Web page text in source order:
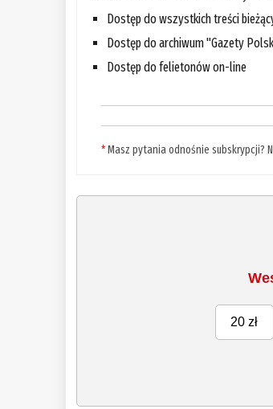
Dostęp do wszystkich treści
Dostęp do archiwum "Gazety
Dostęp do felietonów on-line
*Masz pytania odnośnie subskrypcji?
20 zł